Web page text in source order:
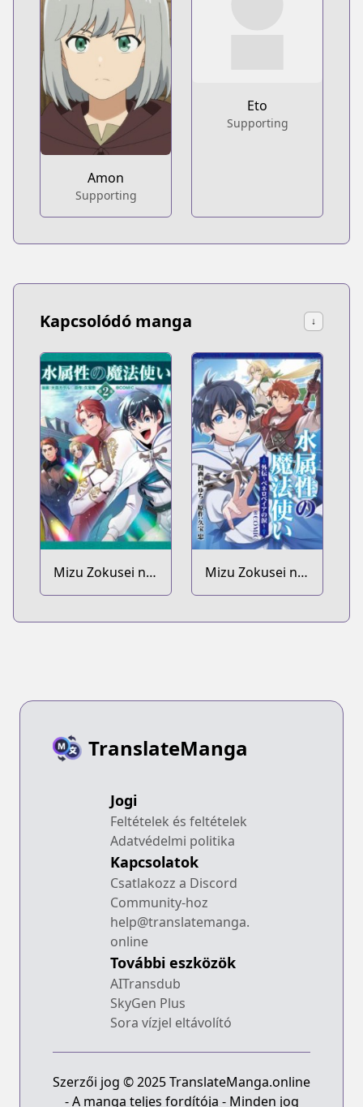
Amon
Supporting
Eto
Supporting
Kapcsolódó manga ↓
Mizu Zokusei no
Mahoutsukai Dai
Mizu Zokusei no
Mahoutsukai
TranslateManga
Jogi
Feltételek és feltételek
Adatvédelmi politika
Kapcsolatok
Csatlakozz a Discord
Community-hoz
help@translatemanga.
online
További eszközök
AITransdub
SkyGen Plus
Sora vízjel eltávolító
Szerzői jog © 2025 TranslateManga.online
- A manga teljes fordítója - Minden jog